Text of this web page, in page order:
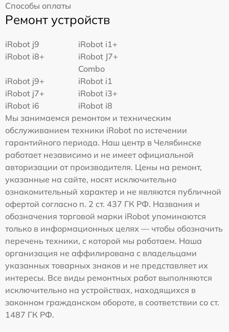
Способы оплаты
Ремонт устройств
iRobot j9
iRobot i1+
iRobot i8+
iRobot J7+
Combo
iRobot j9+
iRobot i1
iRobot j7+
iRobot i3+
iRobot i6
iRobot i8
Мы занимаемся ремонтом и техническим
обслуживанием техники iRobot по истечении
гарантийного периода. Наш центр в Челябинске
работает независимо и не имеет официальной
авторизации от производителя. Цены на ремонт,
указанные на сайте, носят исключительно
ознакомительный характер и не являются публичной
офертой согласно п. 2 ст. 437 ГК РФ. Названия и
обозначения торговой марки iRobot упоминаются
только в информационных целях — чтобы обозначить
перечень техники, с которой мы работаем. Наша
организация не аффилирована с владельцами
указанных товарных знаков и не представляет их
интересы. Все виды ремонтных работ выполняются
исключительно на устройствах, находящихся в
законном гражданском обороте, в соответствии со ст.
1487 ГК РФ.